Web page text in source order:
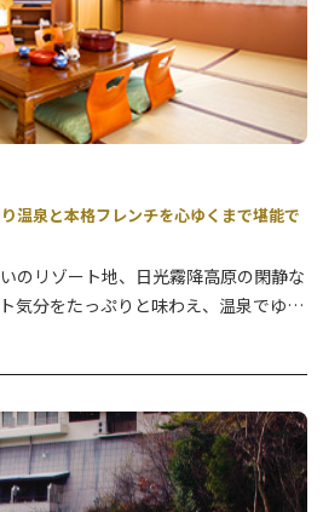
温泉と本格フレンチを心ゆくまで堪能で
のリゾート地、日光霧降高原の閑静な
気分をたっぷりと味わえ、温泉でゆっ
く、日光探勝の拠点として是非ご利用